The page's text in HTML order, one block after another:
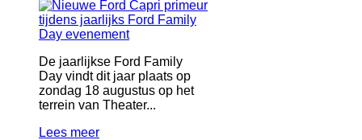
De jaarlijkse Ford Family
Day vindt dit jaar plaats op
zondag 18 augustus op het
terrein van Theater...
Lees meer